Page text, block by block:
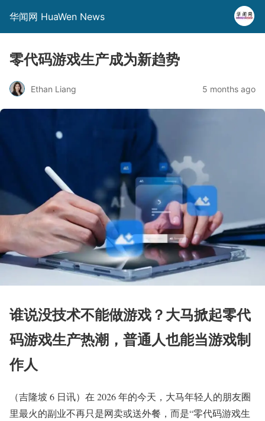
华闻网 HuaWen News
零代码游戏生产成为新趋势
Ethan Liang 5 months ago
谁说没技术不能做游戏？大马掀起零代
码游戏生产热潮，普通人也能当游戏制
作人
（吉隆坡 6 日讯）在 2026 年的今天，大马年轻人的朋友圈
里最火的副业不再只是网卖或送外餐，而是“零代码游戏生